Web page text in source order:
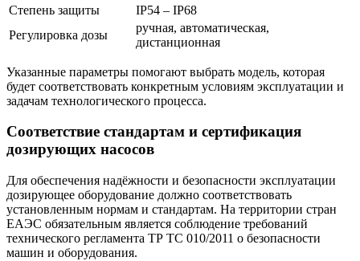
Степень защиты
IP54 – IP68
Регулировка дозы
ручная, автоматическая,
дистанционная
Указанные параметры помогают выбрать модель, которая
будет соответствовать конкретным условиям эксплуатации и
задачам технологического процесса.
Соответствие стандартам и сертификация
дозирующих насосов
Для обеспечения надёжности и безопасности эксплуатации
дозирующее оборудование должно соответствовать
установленным нормам и стандартам. На территории стран
ЕАЭС обязательным является соблюдение требований
технического регламента ТР ТС 010/2011 о безопасности
машин и оборудования.